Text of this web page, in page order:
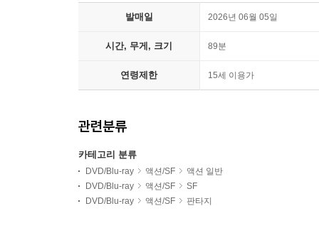
발매일 2026년 06월 05일
시간, 무게, 크기 89분
연령제한 15세 이용가
관련분류
카테고리 분류
DVD/Blu-ray 액션/SF
액션 일반
DVD/Blu-ray
액션/SF
SF
DVD/Blu-ray
액션/SF 판타지